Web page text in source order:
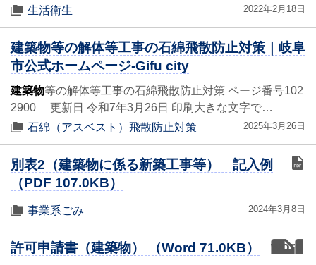
生活衛生
2022年2月18日
建築物等の解体等工事の石綿飛散防止対策｜岐阜
市公式ホームページ-Gifu city
建築物等の解体等工事の石綿飛散防止対策 ページ番号102
2900 更新日 令和7年3月26日 印刷大きな文字で…
石綿（アスベスト）飛散防止対策
2025年3月26日
別表2（建築物に係る新築工事等） 記入例
（PDF 107.0KB）
事業系ごみ 2024年3月8日
word
許可申請書（建築物） （Word 71.0KB）